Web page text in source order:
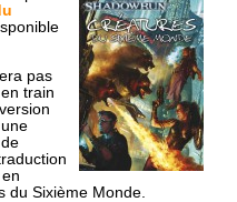
pas
train
, une
du Sixième Monde.